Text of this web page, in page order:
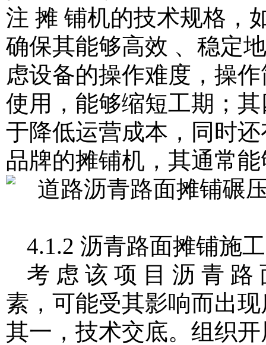
注 摊 铺机的技术规格，
确保其能够高效 、稳定
虑设备的操作难度，操
使用，能够缩短工期；
于降低运营成本，同时
品牌的摊铺机，其通常
4.1.2 沥青路面摊铺施
考 虑 该 项 目 沥 青 路
素，可能受其影响而出
其一，技术交底。组织